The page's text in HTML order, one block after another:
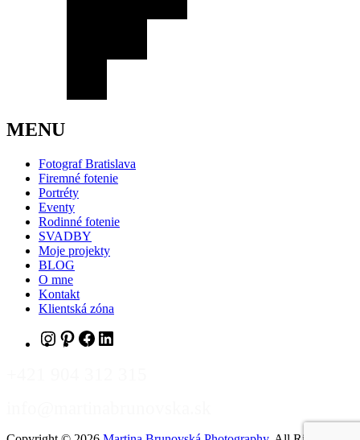
MENU
Fotograf Bratislava
Firemné fotenie
Portréty
Eventy
Rodinné fotenie
SVADBY
Moje projekty
BLOG
O mne
Kontakt
Klientská zóna